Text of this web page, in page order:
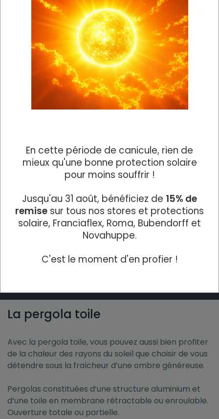
La pergola bioclimatique
De conception sur-mesure, les pergolas sont
conçues pour s’intégrer parfaitement à votre
habitation et à toutes les configurations : adossée à
votre maison ou autoportante, dans votre jardin ou
au bord de votre piscine.
La pergola toile
Avec la pergola toile, vous pouvez aussi bien profiter
de la chaleur des rayons du soleil que choisir de vous
détendre sous la fraîcheur d’une ombre généreuse.
Pergolas constituées d’une structure aluminium et
d’une toile en membrane rétractable ou enroulable.
Ouverture totale ou partielle.
En cette période de canicule, rien de
mieux qu'une bonne protection solaire
pour moins souffrir !
Jusqu'au 31 août, bénéficiez de 15% de
remise sur tous nos stores et protections
solaire, Franciaflex, Roma, Bubendorff et
Novahuppe.
C'est le moment d'en profier !